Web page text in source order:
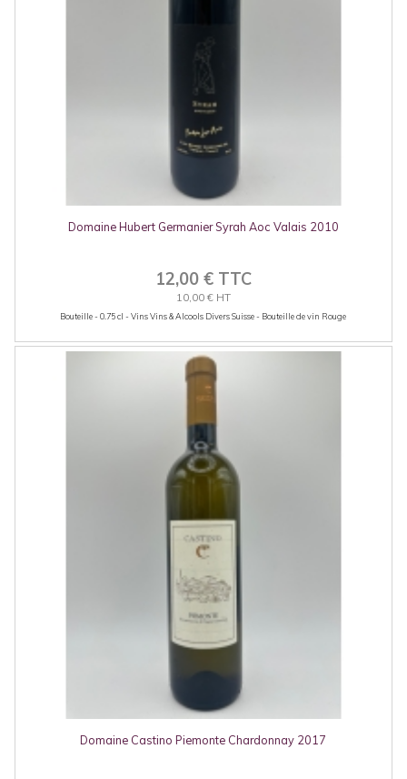
Domaine Hubert Germanier Syrah Aoc Valais 2010
12,00 € TTC
10,00 € HT
Bouteille - 0.75 cl - Vins Vins & Alcools Divers Suisse - Bouteille de vin Rouge
Domaine Castino Piemonte Chardonnay 2017